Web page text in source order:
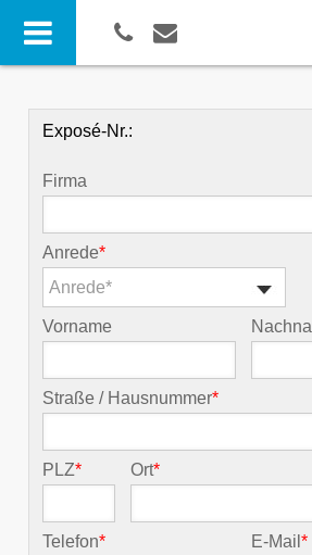
Exposé-Nr.:
Firma
Anrede*
Anrede*
Vorname
Straße / Hausnummer*
PLZ* Ort*
Telefon* E-Mail*